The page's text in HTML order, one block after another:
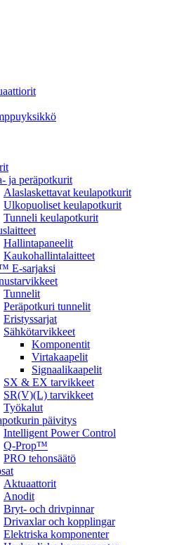
ja peräpotkurit
Alaslaskettavat keulapotkurit
Ulkopuoliset keulapotkurit
Tunneli keulapotkurit
Hallintapaneelit
Kaukohallintalaitteet
E-sarjaksi
Tunnelit
Peräpotkuri tunnelit
Eristyssarjat
Sähkötarvikkeet
Komponentit
Virtakaapelit
Signaalikaapelit
SX & EX tarvikkeet
SR(V)(L) tarvikkeet
Työkalut
päivitys
Intelligent Power Control
Q-Prop™
PRO tehonsäätö
Aktuaattorit
Anodit
Bryt- och drivpinnar
Drivaxlar och kopplingar
Elektriska komponenter